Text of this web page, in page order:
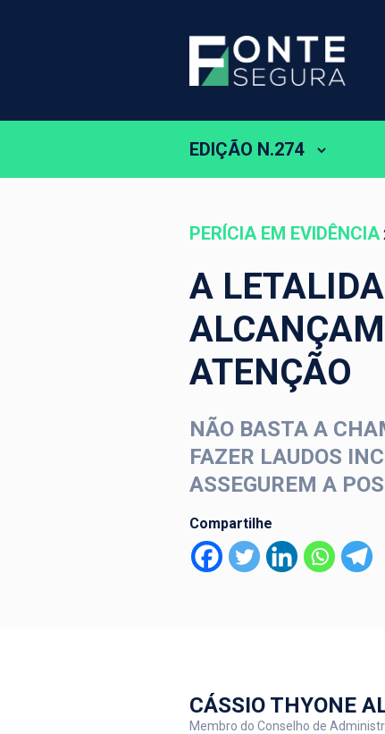
EDIÇÃO N.274
PERÍCIA EM EVIDÊNCIA
A
ATENÇÃO
NÃO BASTA A
FAZER LAUDOS
ASSEGUREM A
Compartilhe
CÁSSIO THYONE
Membro do Conselho de